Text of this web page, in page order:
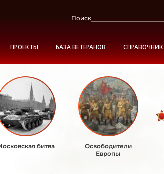
Поиск
ПРОЕКТЫ БАЗА ВЕТЕРАНОВ СПРАВОЧНИК
битва
Освободители
Европы